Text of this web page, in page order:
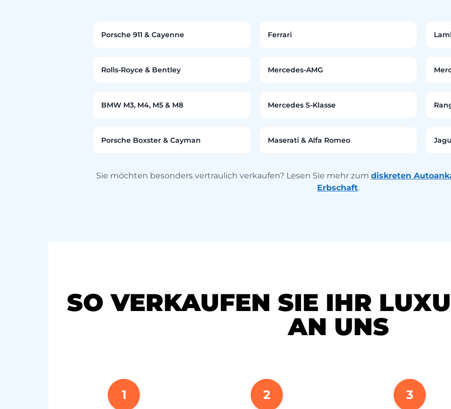
Porsche 911 & Cayenne Ferrari
Rolls-Royce & Bentley Mercedes-AMG
BMW M3, M4, M5 & M8 Mercedes S-Klasse
Porsche Boxster & Cayman Maserati & Alfa Romeo
Sie möchten besonders vertraulich verkaufen? Lesen Sie mehr zum diskreten
Erbschaft.
SO VERKAUFEN SIE IHR
AN UNS
1 2 3